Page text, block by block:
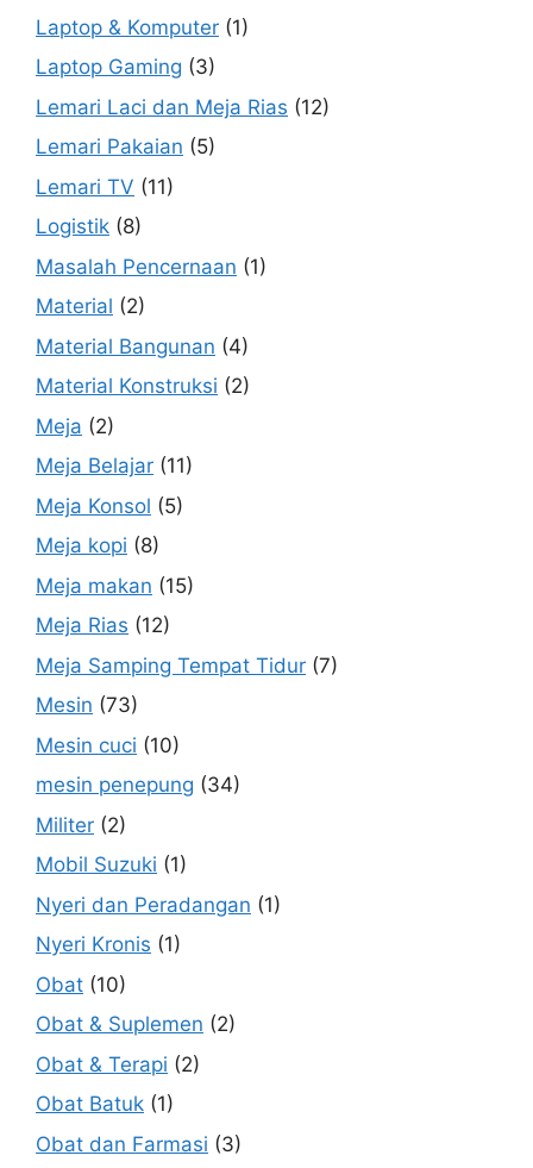
Laptop & Komputer (1)
Laptop Gaming (3)
Lemari Laci dan Meja Rias (12)
Lemari Pakaian (5)
Lemari TV (11)
Logistik (8)
Masalah Pencernaan (1)
Material (2)
Material Bangunan (4)
Material Konstruksi (2)
Meja (2)
Meja Belajar (11)
Meja Konsol (5)
Meja kopi (8)
Meja makan (15)
Meja Rias (12)
Meja Samping Tempat Tidur (7)
Mesin (73)
Mesin cuci (10)
mesin penepung (34)
Militer (2)
Mobil Suzuki (1)
Nyeri dan Peradangan (1)
Nyeri Kronis (1)
Obat (10)
Obat & Suplemen (2)
Obat & Terapi (2)
Obat Batuk (1)
Obat dan Farmasi (3)